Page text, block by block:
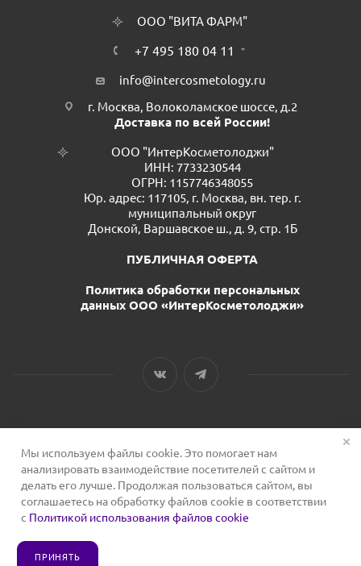
ООО "ВИТА ФАРМ"
+7 495 180 04 11
info@intercosmetology.ru
г. Москва, Волоколамское шоссе, д.2
Доставка по всей России!
ООО "ИнтерКосметолоджи"
ИНН: 7733230544
ОГРН: 1157746348055
Юр. адрес: 117105, г. Москва, вн. тер. г.
муниципальный округ
Донской, Варшавское ш., д. 9, стр. 1Б
ПУБЛИЧНАЯ ОФЕРТА
Политика обработки персональных
данных ООО «ИнтерКосметолоджи»
2026 © Сервис для косметологов
Мы используем файлы cookie. Это помогает нам
анализировать взаимодействие посетителей с сайтом и
делать его лучше. Продолжая пользоваться сайтом, вы
соглашаетесь на обработку файлов cookie в соответствии
с Политикой использования файлов cookie
ПРИНЯТЬ